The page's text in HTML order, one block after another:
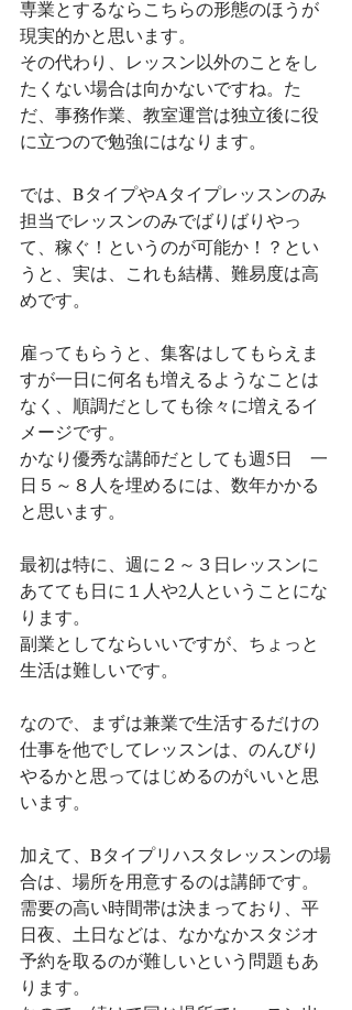
専業とするならこちらの形態のほうが
現実的かと思います。
その代わり、レッスン以外のことをし
たくない場合は向かないですね。た
だ、事務作業、教室運営は独立後に役
に立つので勉強にはなります。
では、BタイプやAタイプレッスンのみ
担当でレッスンのみでばりばりやっ
て、稼ぐ！というのが可能か！？とい
うと、実は、これも結構、難易度は高
めです。
雇ってもらうと、集客はしてもらえま
すが一日に何名も増えるようなことは
なく、順調だとしても徐々に増えるイ
メージです。
かなり優秀な講師だとしても週5日　一
日５～８人を埋めるには、数年かかる
と思います。
最初は特に、週に２～３日レッスンに
あてても日に１人や2人ということにな
ります。
副業としてならいいですが、ちょっと
生活は難しいです。
なので、まずは兼業で生活するだけの
仕事を他でしてレッスンは、のんびり
やるかと思ってはじめるのがいいと思
います。
加えて、Bタイプリハスタレッスンの場
合は、場所を用意するのは講師です。
需要の高い時間帯は決まっており、平
日夜、土日などは、なかなかスタジオ
予約を取るのが難しいという問題もあ
ります。